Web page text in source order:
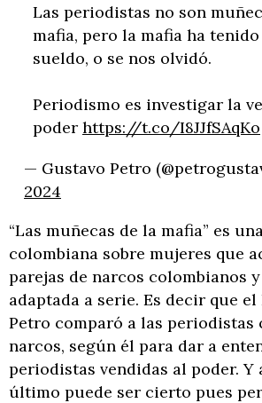
Las periodistas no son
mafia, pero la mafia ha
sueldo, o se nos olvidó.
Periodismo es investigar la
poder https://t.co/I8JJfSAqKo
— Gustavo Petro
2024
“Las muñecas de la mafia” es
colombiana sobre mujeres que
parejas de narcos colombianos
adaptada a serie. Es decir que
Petro comparó a las periodistas
narcos, según él para dar a
periodistas vendidas al poder. Y
último puede ser cierto pues